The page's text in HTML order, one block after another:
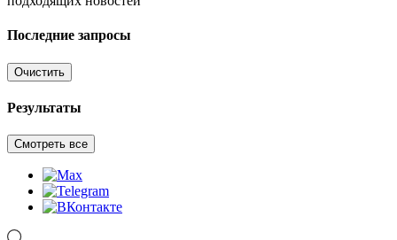
Последние запросы
Очистить
Результаты
Смотреть все